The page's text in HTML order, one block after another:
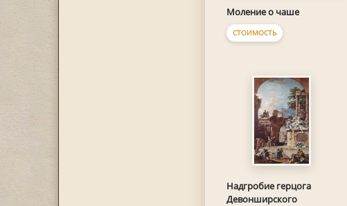
Моление о чаше
СТОИМОСТЬ
Надгробие герцога
Девонширского